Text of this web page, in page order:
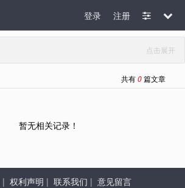
注册
登录
点击展开
共有0篇文章
暂无相关记录！
| 权利声明 | 联系我们 | 意见留言